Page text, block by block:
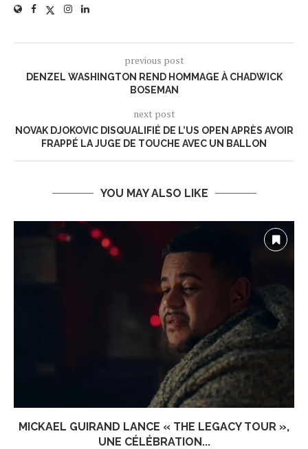
previous post
DENZEL WASHINGTON REND HOMMAGE À CHADWICK
BOSEMAN
next post
NOVAK DJOKOVIC DISQUALIFIÉ DE L’US OPEN APRÈS AVOIR
FRAPPÉ LA JUGE DE TOUCHE AVEC UN BALLON
YOU MAY ALSO LIKE
MICKAEL GUIRAND LANCE « THE LEGACY TOUR »,
UNE CÉLÉBRATION...